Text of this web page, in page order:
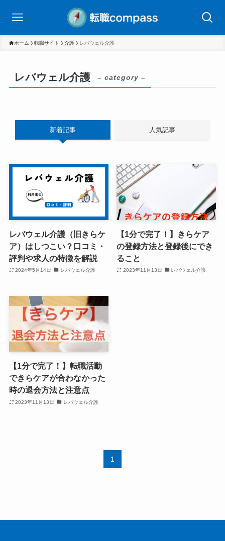
ホーム 転職サイト 介護 レバウェル介護
レバウェル介護 – category –
新着記事 人気記事
レバウェル介護（旧きらケ
ア）はしつこい？口コミ・
評判や求人の特徴を解説
2024年5月14日 レバウェル介護
【1分で完了！】きらケア
の登録方法と登録後にでき
ること
2023年11月13日 レバウェル介護
【1分で完了！】転職活動
できらケアが合わなかった
時の退会方法と注意点
2023年11月13日 レバウェル介護
1